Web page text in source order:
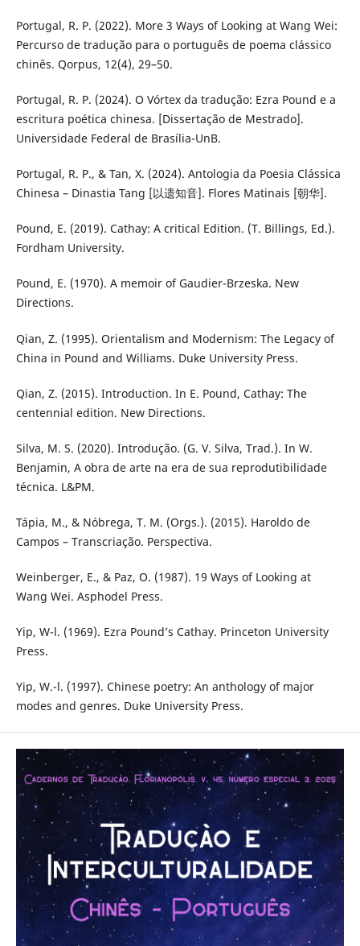
Portugal, R. P. (2022). More 3 Ways of Looking at Wang Wei:
Percurso de tradução para o português de poema clássico
chinês. Qorpus, 12(4), 29–50.
Portugal, R. P. (2024). O Vórtex da tradução: Ezra Pound e a
escritura poética chinesa. [Dissertação de Mestrado].
Universidade Federal de Brasília-UnB.
Portugal, R. P., & Tan, X. (2024). Antologia da Poesia Clássica
Chinesa – Dinastia Tang [以遗知音]. Flores Matinais [朝华].
Pound, E. (2019). Cathay: A critical Edition. (T. Billings, Ed.).
Fordham University.
Pound, E. (1970). A memoir of Gaudier-Brzeska. New
Directions.
Qian, Z. (1995). Orientalism and Modernism: The Legacy of
China in Pound and Williams. Duke University Press.
Qian, Z. (2015). Introduction. In E. Pound, Cathay: The
centennial edition. New Directions.
Silva, M. S. (2020). Introdução. (G. V. Silva, Trad.). In W.
Benjamin, A obra de arte na era de sua reprodutibilidade
técnica. L&PM.
Tápia, M., & Nóbrega, T. M. (Orgs.). (2015). Haroldo de
Campos – Transcriação. Perspectiva.
Weinberger, E., & Paz, O. (1987). 19 Ways of Looking at
Wang Wei. Asphodel Press.
Yip, W-l. (1969). Ezra Pound’s Cathay. Princeton University
Press.
Yip, W.-l. (1997). Chinese poetry: An anthology of major
modes and genres. Duke University Press.